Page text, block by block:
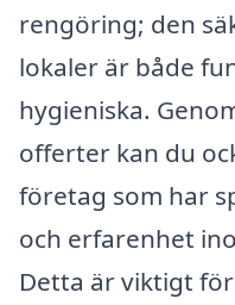
rengöring; den
lokaler är både
hygieniska.
offerter kan du
företag som har
och erfarenhet
Detta är viktigt